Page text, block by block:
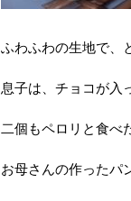
ふわふわの生地で、
息子は、チョコが入
二個もペロリと食べ
お母さんの作ったパ